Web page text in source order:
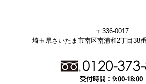
〒336-0017
埼玉県さいたま市南区南浦和2丁目38